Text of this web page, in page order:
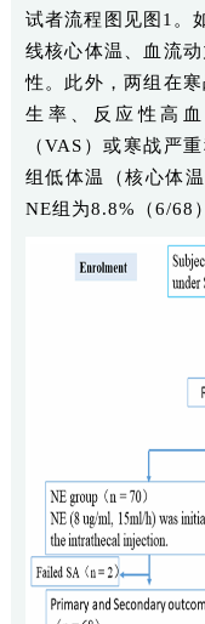
试者流程图见图1。
线核心体温、血流
性。此外，两组在
生率、反应性高
（VAS）或寒战严
组低体温（核心体
NE组为8.8%（6/68